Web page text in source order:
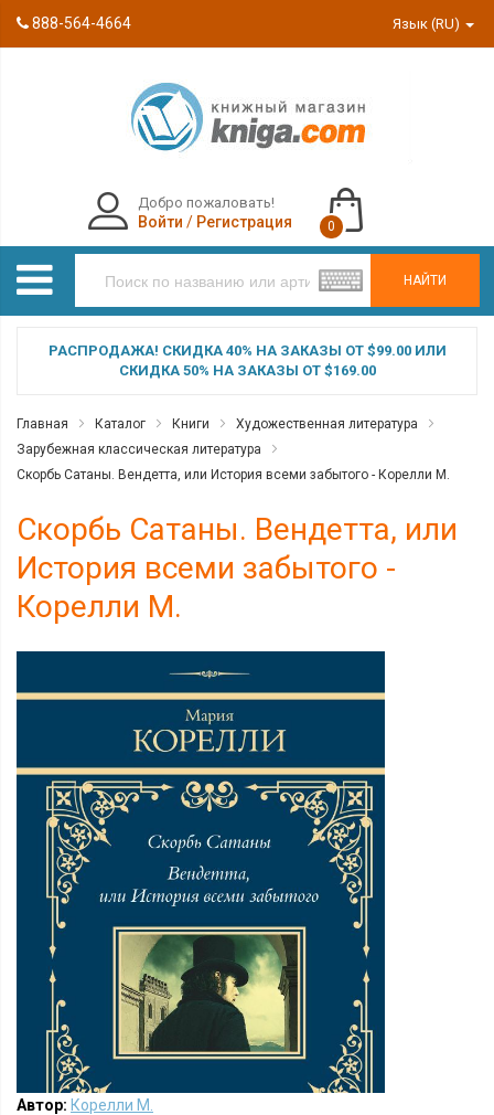
888-564-4664 Язык (RU)
НАЙТИ
Добро пожаловать!
Войти / Регистрация 0
РАСПРОДАЖА! СКИДКА 40% НА ЗАКАЗЫ ОТ $99.00 ИЛИ
СКИДКА 50% НА ЗАКАЗЫ ОТ $169.00
Главная Каталог Книги
Художественная литература
Зарубежная классическая литература
Скорбь Сатаны. Вендетта, или История всеми забытого - Корелли М.
Скорбь Сатаны. Вендетта, или
История всеми забытого -
Корелли М.
Автор: Корелли М.